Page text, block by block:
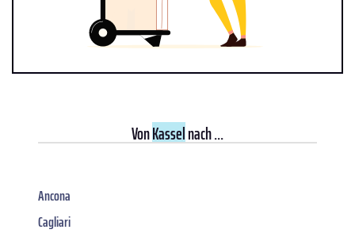
VonKasselnach ...
Ancona
Cagliari